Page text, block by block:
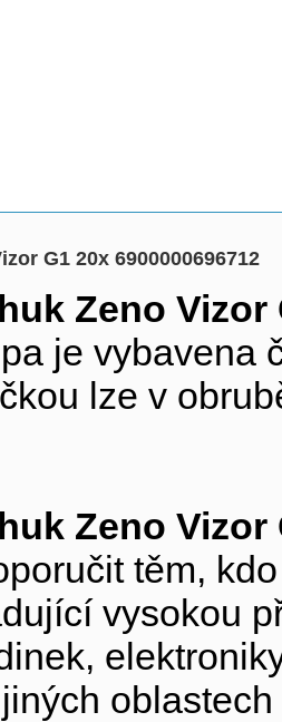
G1 20x 6900000696712
Zeno Vizor
je vybavena
lze v
Zeno Vizor
těm,
vysokou
oblastech